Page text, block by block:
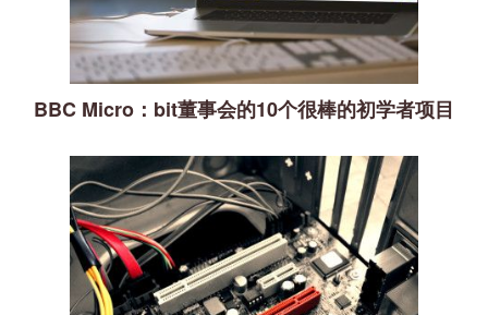
BBC Micro：bit董事会的10个很棒的初学者项目